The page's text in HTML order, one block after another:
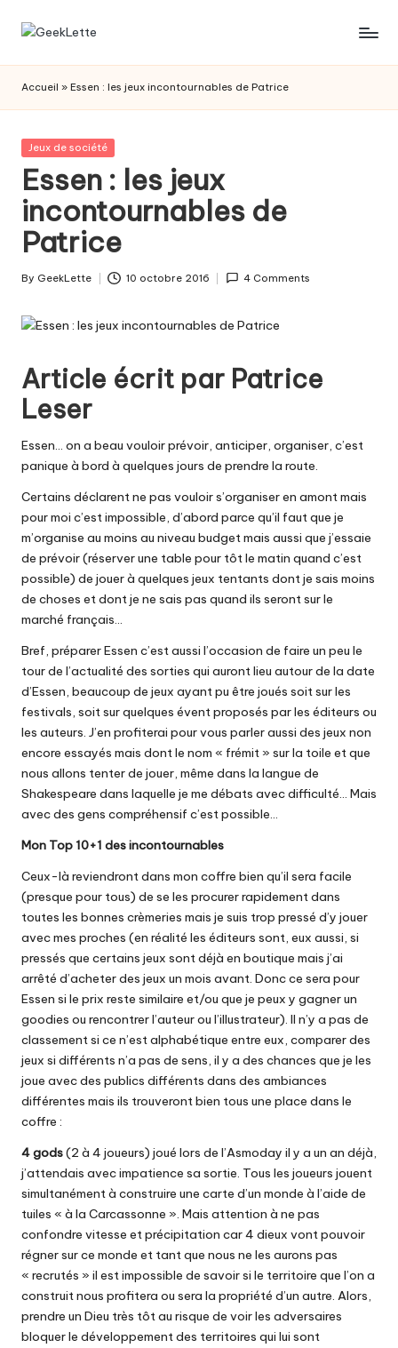
Skip
G
e
e
k
L
e
t
t
e
les
de
société
Accueil » Essen : les jeux incontournables de Patrice
Posted
Jeux de société
Essen : les jeux
incontournables de
Patrice
Posted
By GeekLette 10 octobre 2016 4 Comments
Article écrit par Patrice
Leser
Essen… on a beau vouloir prévoir, anticiper, organiser, c’est
panique à bord à quelques jours de prendre la route.
Certains déclarent ne pas vouloir s’organiser en amont mais
pour moi c’est impossible, d’abord parce qu’il faut que je
m’organise au moins au niveau budget mais aussi que j’essaie
de prévoir (réserver une table pour tôt le matin quand c’est
possible) de jouer à quelques jeux tentants dont je sais moins
de choses et dont je ne sais pas quand ils seront sur le
marché français…
Bref, préparer Essen c’est aussi l’occasion de faire un peu le
tour de l’actualité des sorties qui auront lieu autour de la date
d’Essen, beaucoup de jeux ayant pu être joués soit sur les
festivals, soit sur quelques évent proposés par les éditeurs ou
les auteurs. J’en profiterai pour vous parler aussi des jeux non
encore essayés mais dont le nom « frémit » sur la toile et que
nous allons tenter de jouer, même dans la langue de
Shakespeare dans laquelle je me débats avec difficulté… Mais
avec des gens compréhensif c’est possible…
Mon Top 10+1 des incontournables
Ceux-là reviendront dans mon coffre bien qu’il sera facile
(presque pour tous) de se les procurer rapidement dans
toutes les bonnes crèmeries mais je suis trop pressé d’y jouer
avec mes proches (en réalité les éditeurs sont, eux aussi, si
pressés que certains jeux sont déjà en boutique mais j’ai
arrêté d’acheter des jeux un mois avant. Donc ce sera pour
Essen si le prix reste similaire et/ou que je peux y gagner un
goodies ou rencontrer l’auteur ou l’illustrateur). Il n’y a pas de
classement si ce n’est alphabétique entre eux, comparer des
jeux si différents n’a pas de sens, il y a des chances que je les
joue avec des publics différents dans des ambiances
différentes mais ils trouveront bien tous une place dans le
coffre :
4 gods(2 à 4 joueurs) joué lors de l’Asmoday il y a un an déjà,
j’attendais avec impatience sa sortie. Tous les joueurs jouent
simultanément à construire une carte d’un monde à l’aide de
tuiles « à la Carcassonne ». Mais attention à ne pas
confondre vitesse et précipitation car 4 dieux vont pouvoir
régner sur ce monde et tant que nous ne les aurons pas
« recrutés » il est impossible de savoir si le territoire que l’on a
construit nous profitera ou sera la propriété d’un autre. Alors,
prendre un Dieu très tôt au risque de voir les adversaires
bloquer le développement des territoires qui lui sont